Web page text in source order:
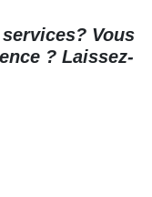
Vous
? Laissez-